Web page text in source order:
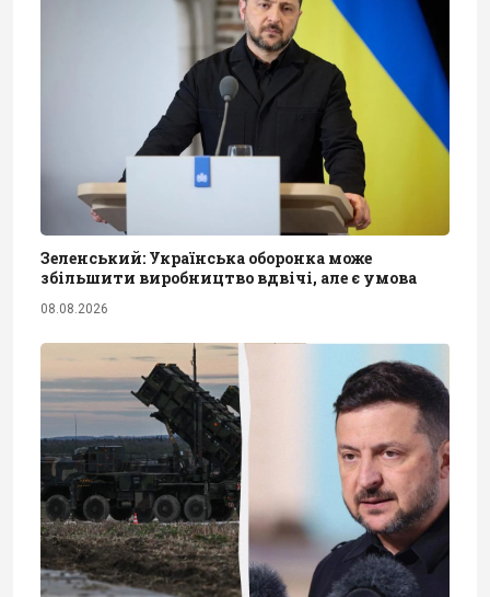
Зеленський: Українська оборонка може
збільшити виробництво вдвічі, але є умова
08.08.2026